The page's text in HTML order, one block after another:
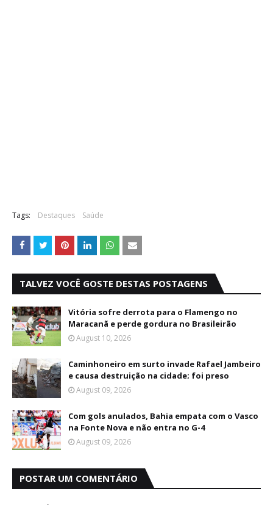
Tags: Destaques Saúde
TALVEZ VOCÊ GOSTE DESTAS POSTAGENS
Vitória sofre derrota para o Flamengo no
Maracanã e perde gordura no Brasileirão
August 10, 2026
Caminhoneiro em surto invade Rafael Jambeiro
e causa destruição na cidade; foi preso
August 09, 2026
Com gols anulados, Bahia empata com o Vasco
na Fonte Nova e não entra no G-4
August 09, 2026
POSTAR UM COMENTÁRIO